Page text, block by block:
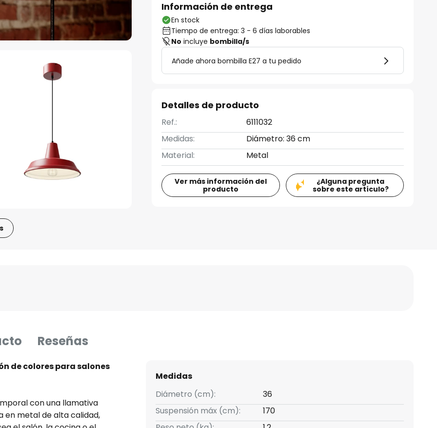
Información de entrega
En stock
Tiempo de entrega: 3 - 6 días laborables
No incluye bombilla/s
Añade ahora bombilla E27 a tu pedido
Detalles de producto
Ref.:
6111032
Medidas:
Diámetro: 36 cm
Material:
Metal
Ver más información del
producto
¿Alguna pregunta
sobre este artículo?
Reseñas
de colores para salones
con una llamativa
en metal de alta calidad,
Medidas
Diámetro (cm):
36
Suspensión máx (cm):
170